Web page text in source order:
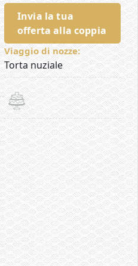
Invia la tua
offerta alla coppia
Viaggio di nozze:
Torta nuziale